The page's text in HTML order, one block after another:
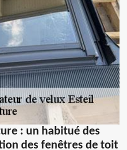
: un habitué des
des fenêtres de toit